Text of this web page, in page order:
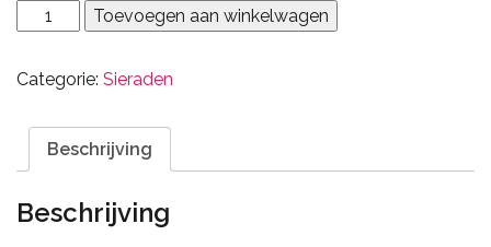
ketting
snor
Toevoegen aan winkelwagen
Categorie: Sieraden
Beschrijving
Beschrijving